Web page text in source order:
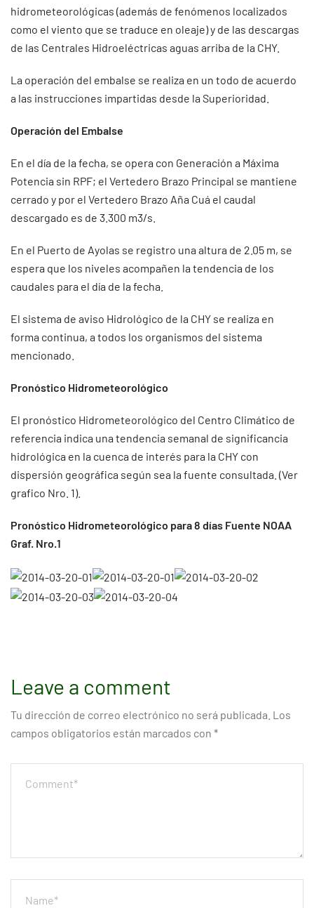
hidrometeorológicas (además de fenómenos localizados
como el viento que se traduce en oleaje) y de las descargas
de las Centrales Hidroeléctricas aguas arriba de la CHY.
La operación del embalse se realiza en un todo de acuerdo
a las instrucciones impartidas desde la Superioridad.
Operación del Embalse
En el día de la fecha, se opera con Generación a Máxima
Potencia sin RPF; el Vertedero Brazo Principal se mantiene
cerrado y por el Vertedero Brazo Aña Cuá el caudal
descargado es de 3.300 m3/s.
En el Puerto de Ayolas se registro una altura de 2.05 m, se
espera que los niveles acompañen la tendencia de los
caudales para el día de la fecha.
El sistema de aviso Hidrológico de la CHY se realiza en
forma continua, a todos los organismos del sistema
mencionado.
Pronóstico Hidrometeorológico
El pronóstico Hidrometeorológico del Centro Climático de
referencia indica una tendencia semanal de significancia
hidrológica en la cuenca de interés para la CHY con
dispersión geográfica según sea la fuente consultada. (Ver
grafico Nro. 1).
Pronóstico Hidrometeorológico para 8 días Fuente NOAA
Graf. Nro.1
Leave a comment
Tu dirección de correo electrónico no será publicada. Los
campos obligatorios están marcados con *